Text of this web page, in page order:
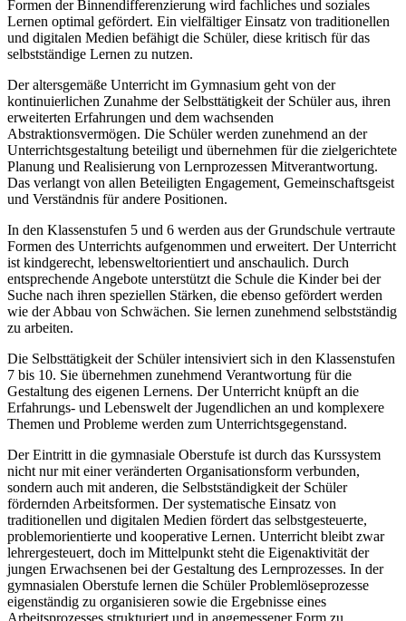
Formen der Binnendifferenzierung wird fachliches und soziales
Lernen optimal gefördert. Ein vielfältiger Einsatz von traditionellen
und digitalen Medien befähigt die Schüler, diese kritisch für das
selbstständige Lernen zu nutzen.
Der altersgemäße Unterricht im Gymnasium geht von der
kontinuierlichen Zunahme der Selbsttätigkeit der Schüler aus, ihren
erweiterten Erfahrungen und dem wachsenden
Abstraktionsvermögen. Die Schüler werden zunehmend an der
Unterrichtsgestaltung beteiligt und übernehmen für die zielgerichtete
Planung und Realisierung von Lernprozessen Mitverantwortung.
Das verlangt von allen Beteiligten Engagement, Gemeinschaftsgeist
und Verständnis für andere Positionen.
In den Klassenstufen 5 und 6 werden aus der Grundschule vertraute
Formen des Unterrichts aufgenommen und erweitert. Der Unterricht
ist kindgerecht, lebensweltorientiert und anschaulich. Durch
entsprechende Angebote unterstützt die Schule die Kinder bei der
Suche nach ihren speziellen Stärken, die ebenso gefördert werden
wie der Abbau von Schwächen. Sie lernen zunehmend selbstständig
zu arbeiten.
Die Selbsttätigkeit der Schüler intensiviert sich in den Klassenstufen
7 bis 10. Sie übernehmen zunehmend Verantwortung für die
Gestaltung des eigenen Lernens. Der Unterricht knüpft an die
Erfahrungs- und Lebenswelt der Jugendlichen an und komplexere
Themen und Probleme werden zum Unterrichtsgegenstand.
Der Eintritt in die gymnasiale Oberstufe ist durch das Kurssystem
nicht nur mit einer veränderten Organisationsform verbunden,
sondern auch mit anderen, die Selbstständigkeit der Schüler
fördernden Arbeitsformen. Der systematische Einsatz von
traditionellen und digitalen Medien fördert das selbstgesteuerte,
problemorientierte und kooperative Lernen. Unterricht bleibt zwar
lehrergesteuert, doch im Mittelpunkt steht die Eigenaktivität der
jungen Erwachsenen bei der Gestaltung des Lernprozesses. In der
gymnasialen Oberstufe lernen die Schüler Problemlöseprozesse
eigenständig zu organisieren sowie die Ergebnisse eines